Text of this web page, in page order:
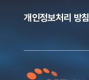
개인정보처리 방침